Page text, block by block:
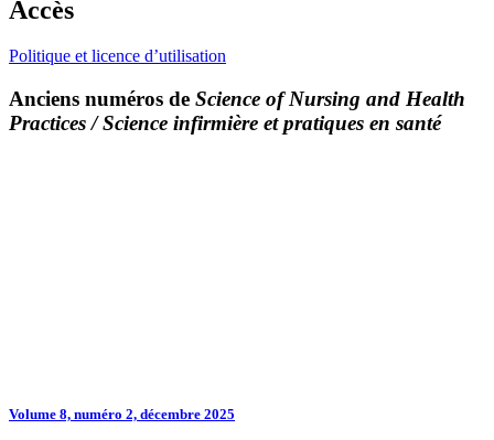
Accès
Politique et licence d’utilisation
Anciens numéros de Science of Nursing and Health
Practices / Science infirmière et pratiques en santé
Volume 8, numéro 2, décembre 2025